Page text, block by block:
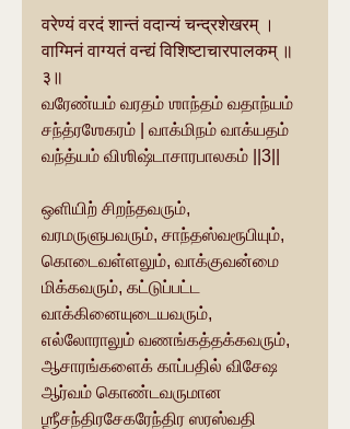
वरेण्यं वरदं शान्तं वदान्यं चन्द्रशेखरम् ।
वाग्मिनं वाग्यतं वन्द्यं विशिष्टाचारपालकम् ॥
३॥
வரேண்யம் வரதம் ஶாந்தம் வதாந்யம்
சந்த்ரஶேகரம் | வாக்மிநம் வாக்யதம்
வந்த்யம் விஶிஷ்டாசாரபாலகம் ||3||
ஒளியிற் சிறந்தவரும்,
வரமருளுபவரும், சாந்தஸ்வரூபியும்,
கொடைவள்ளலும், வாக்குவன்மை
மிக்கவரும், கட்டுப்பட்ட
வாக்கினையுடையவரும்,
எல்லோராலும் வணங்கத்தக்கவரும்,
ஆசாரங்களைக் காப்பதில் விசேஷ
ஆர்வம் கொண்டவருமான
ஶ்ரீசந்திரசேகரேந்திர ஸரஸ்வதி